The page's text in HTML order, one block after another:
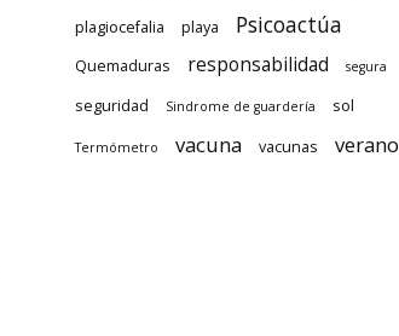
plagiocefalia playa Psicoactúa
Quemaduras responsabilidad segura
seguridad Sindrome de guardería sol
Termómetro vacuna vacunas verano